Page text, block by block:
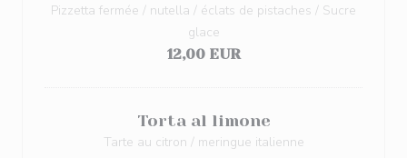
Pizzetta fermée / nutella / éclats de pistaches / Sucre
glace
12,00 EUR
Torta al limone
Tarte au citron / meringue italienne